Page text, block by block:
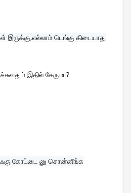
டெங்கு கிடையாது
இதில் சேருமா?
கோட்டை னு சொன்னீங்க